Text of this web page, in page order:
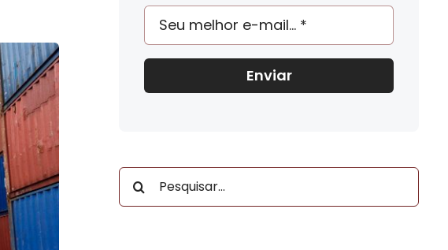
Enviar
Buscar
resultados